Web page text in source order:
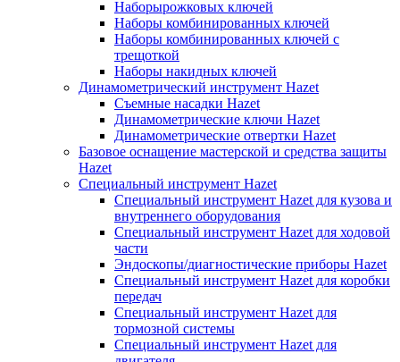
Наборырожковых ключей
Наборы комбинированных ключей
Наборы комбинированных ключей с
трещоткой
Наборы накидных ключей
Динамометрический инструмент Hazet
Съемные насадки Hazet
Динамометрические ключи Hazet
Динамометрические отвертки Hazet
Базовое оснащение мастерской и средства защиты
Hazet
Специальный инструмент Hazet
Специальный инструмент Hazet для кузова и
внутреннего оборудования
Специальный инструмент Hazet для ходовой
части
Эндоскопы/диагностические приборы Hazet
Специальный инструмент Hazet для коробки
передач
Специальный инструмент Hazet для
тормозной системы
Специальный инструмент Hazet для